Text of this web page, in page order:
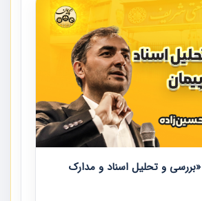
و تحلیل اسناد و مدارک